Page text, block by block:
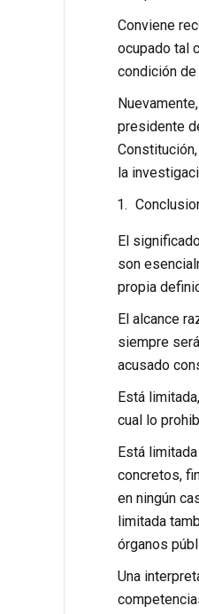
Conviene
ocupado tal
condición
presidente
la
El
son
propia
El alcance
siempre
acusado
Está
cual lo
Está
concretos,
en ningún
limitada
órganos
Una